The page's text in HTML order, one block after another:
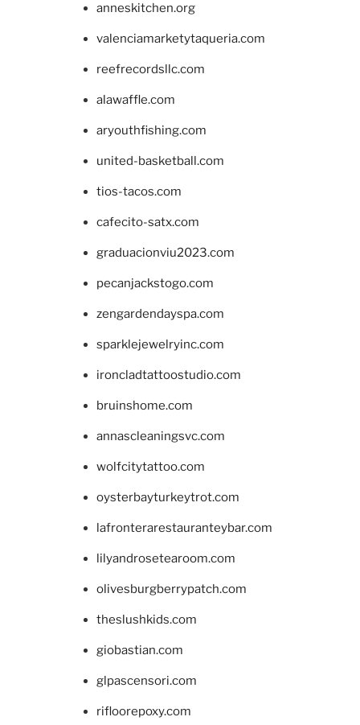
anneskitchen.org
valenciamarketytaqueria.com
reefrecordsllc.com
alawaffle.com
aryouthfishing.com
united-basketball.com
tios-tacos.com
cafecito-satx.com
graduacionviu2023.com
pecanjackstogo.com
zengardendayspa.com
sparklejewelryinc.com
ironcladtattoostudio.com
bruinshome.com
annascleaningsvc.com
wolfcitytattoo.com
oysterbayturkeytrot.com
lafronterarestauranteybar.com
lilyandrosetearoom.com
olivesburgberrypatch.com
theslushkids.com
giobastian.com
glpascensori.com
rifloorepoxy.com